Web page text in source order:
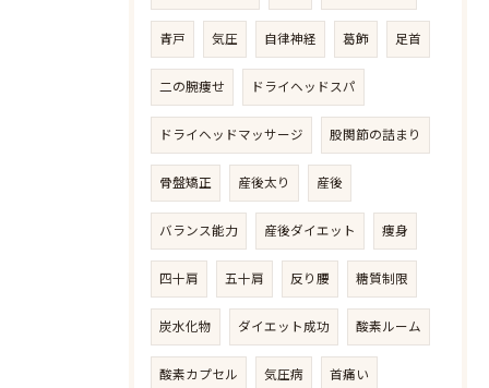
青戸 気圧 自律神経 葛飾 足首
二の腕痩せ ドライヘッドスパ
ドライヘッドマッサージ 股関節の詰まり
骨盤矯正 産後太り 産後
バランス能力 産後ダイエット 痩身
四十肩 五十肩 反り腰 糖質制限
炭水化物 ダイエット成功 酸素ルーム
酸素カプセル 気圧病 首痛い